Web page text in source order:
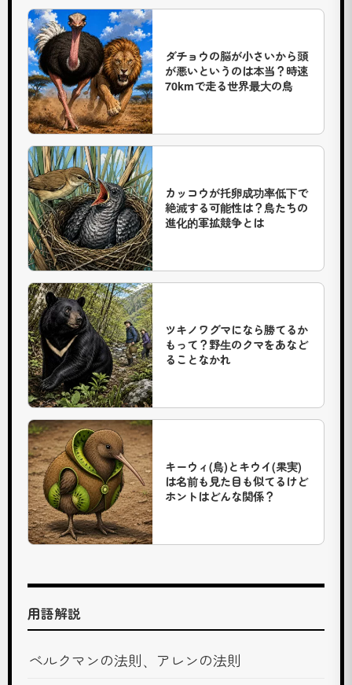
ザ
・
ズ
ー
（
T
h
e
Z
o
o
）
は
、
イ
ラ
ス
ト
を
見
な
が
ら
動
の
報
ダチョウの脳が小さいから頭
が悪いというのは本当？時速
70kmで走る世界最大の鳥
カッコウが托卵成功率低下で
絶滅する可能性は？鳥たちの
進化的軍拡競争とは
ツキノワグマになら勝てるか
もって？野生のクマをあなど
ることなかれ
キーウィ(鳥)とキウイ(果実)
は名前も見た目も似てるけど
ホントはどんな関係？
用語解説
ベルクマンの法則、アレンの法則